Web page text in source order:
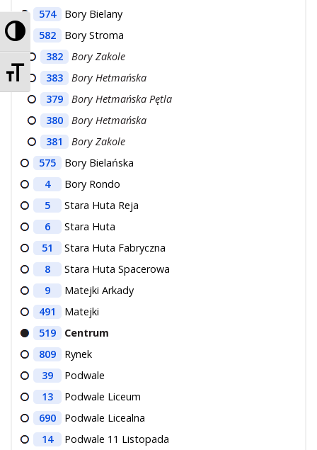
Przełącz wysoki kontrast
Zmień rozmiar czcionek
574
Bory Bielany
582
Bory Stroma
382
Bory Zakole
383
Bory Hetmańska
379
Bory Hetmańska Pętla
380
Bory Hetmańska
381
Bory Zakole
575
Bory Bielańska
4
Bory Rondo
5
Stara Huta Reja
6
Stara Huta
51
Stara Huta Fabryczna
8
Stara Huta Spacerowa
9
Matejki Arkady
491
Matejki
519
Centrum
809
Rynek
39
Podwale
13
Podwale Liceum
690
Podwale Licealna
14
Podwale 11 Listopada